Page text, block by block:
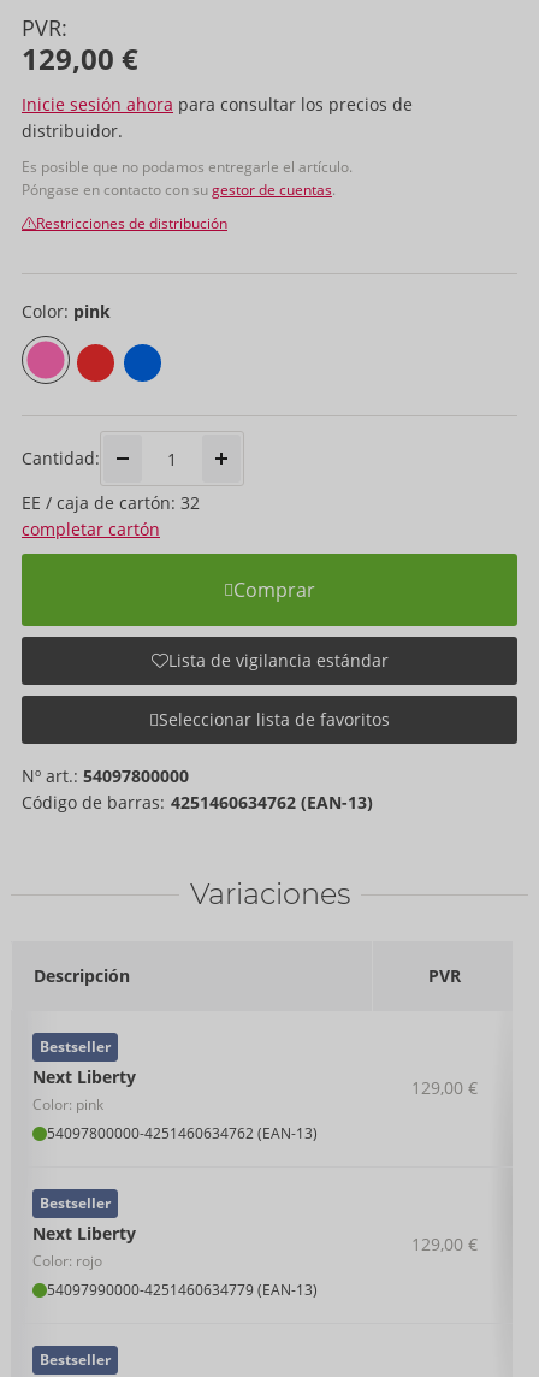
PVR:
129,00 €
Inicie sesión ahora para consultar los precios de
distribuidor.
Es posible que no podamos entregarle el artículo.
Póngase en contacto con sugestor de cuentas.
Restricciones de distribución
Color: pink
Cantidad:
EE / caja de cartón: 32
completar cartón
Comprar
Lista de vigilancia estándar
Seleccionar lista de favoritos
Nº art.: 54097800000
Código de barras: 4251460634762 (EAN-13)
Variaciones
Descripción PVR
Next Liberty
Color: pink
54097800000-4251460634762 (EAN-13)
Bestseller
129,00 €
Next Liberty
Color: rojo
54097990000-4251460634779 (EAN-13)
Bestseller
129,00 €
Bestseller